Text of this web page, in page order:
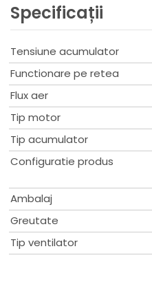
Specificații
Tensiune acumulator
Functionare pe retea
Flux aer
Tip motor
Tip acumulator
Configuratie produs
Ambalaj
Greutate
Tip ventilator